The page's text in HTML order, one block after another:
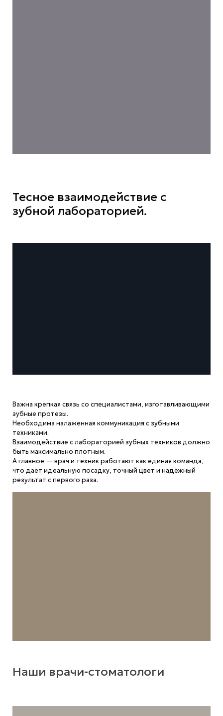
Тесное взаимодействие с
зубной лабораторией.
Важна крепкая связь со специалистами, изготавливающими
зубные протезы.
Необходима налаженная коммуникация с зубными
техниками.
Взаимодействие с лабораторией зубных техников должно
быть максимально плотным.
А главное — врач и техник работают как единая команда,
что дает идеальную посадку, точный цвет и надёжный
результат с первого раза.
Наши врачи-стоматологи